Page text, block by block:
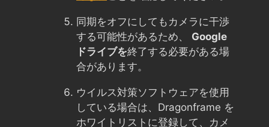
同期をオフにしてもカメラに干渉
する可能性があるため、 Google
ドライブを終了する必要がある場
合があります。
ウイルス対策ソフトウェアを使用
している場合は、Dragonframe を
ホワイトリストに登録して、カメ